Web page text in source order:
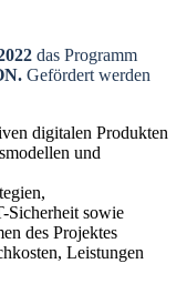
das Programm
Gefördert werden
digitalen Produkten
und
Sicherheit sowie
des Projektes
Leistungen